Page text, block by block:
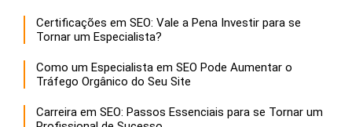
Certificações em SEO: Vale a Pena Investir para se
Tornar um Especialista?
Como um Especialista em SEO Pode Aumentar o
Tráfego Orgânico do Seu Site
Carreira em SEO: Passos Essenciais para se Tornar um